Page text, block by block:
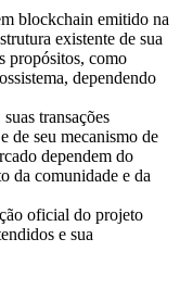
blockchain emitido na
existente de sua
propósitos, como
dependendo
transações
de seu mecanismo de
dependem do
da comunidade e da
oficial do projeto
e sua